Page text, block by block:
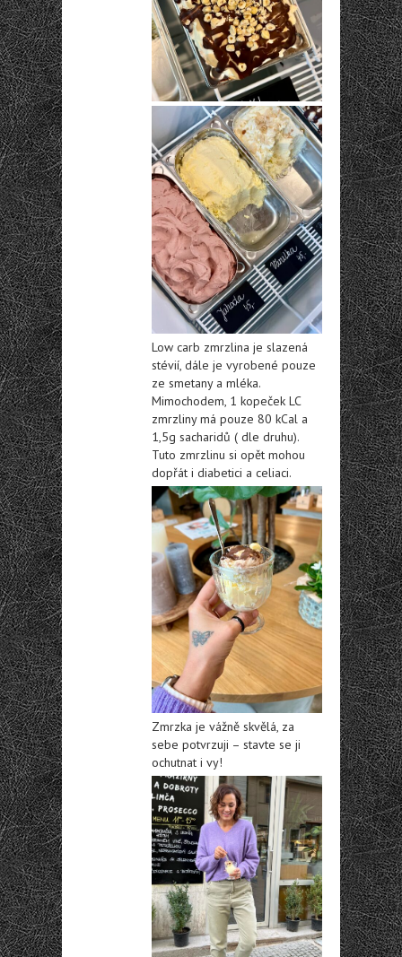
Low carb zmrzlina je slazená
stévií, dále je vyrobené pouze
ze smetany a mléka.
Mimochodem, 1 kopeček LC
zmrzliny má pouze 80 kCal a
1,5g sacharidů ( dle druhu).
Tuto zmrzlinu si opět mohou
dopřát i diabetici a celiaci.
Zmrzka je vážně skvělá, za
sebe potvrzuji – stavte se ji
ochutnat i vy!